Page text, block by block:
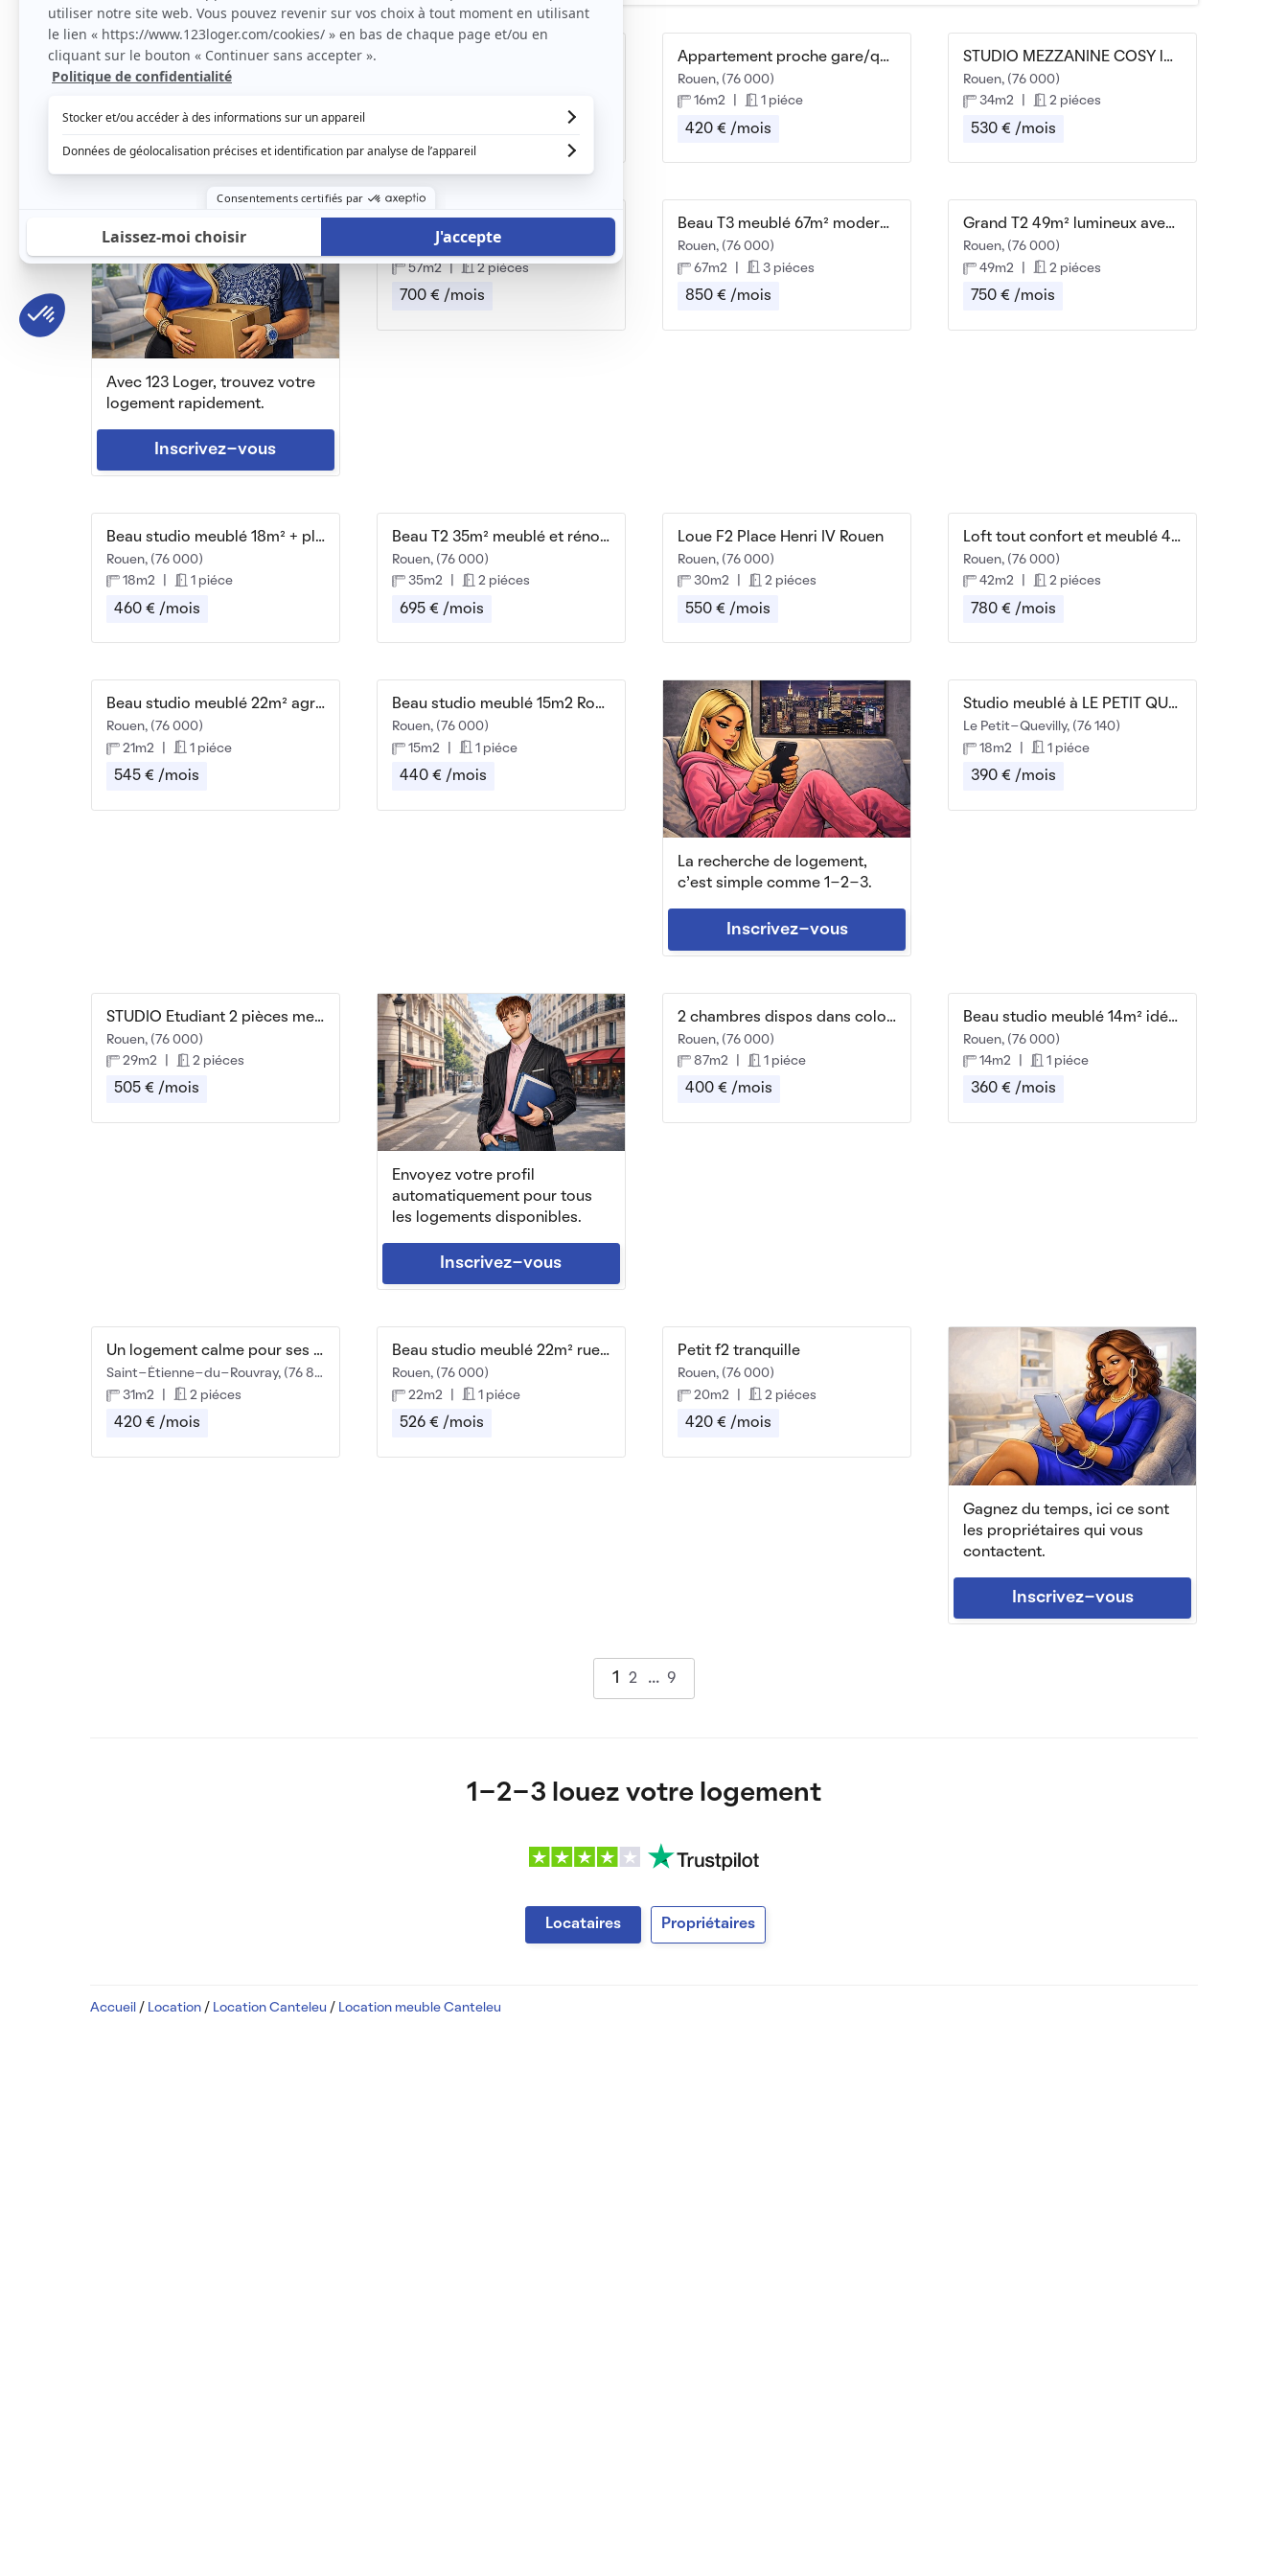
Avec 123 Loger, trouvez votre
logement rapidement.
Inscrivez-vous
La recherche de logement,
c'est simple comme 1-2-3.
Inscrivez-vous
Envoyez votre profil
automatiquement pour tous
les logements disponibles.
Inscrivez-vous
Gagnez du temps, ici ce sont
les propriétaires qui vous
contactent.
Inscrivez-vous
Colocation de qualité secteur ROUEN
Canteleu, (76 380)
Appartement proche gare/quartier Jouvenet au calme
Rouen, (76 000)
16m2
1 piéce
420 € /mois
STUDIO MEZZANINE COSY location courte durée
Rouen, (76 000)
34m2
2 piéces
530 € /mois
Rouen, (76 000)
57m2
2 piéces
700 € /mois
Beau T3 meublé 67m² moderne et agréable
Rouen, (76 000)
67m2
3 piéces
850 € /mois
Grand T2 49m² lumineux avec vue panoramique
Rouen, (76 000)
49m2
2 piéces
750 € /mois
Beau studio meublé 18m² + place de parking
Rouen, (76 000)
18m2
1 piéce
460 € /mois
Beau T2 35m² meublé et rénové
Rouen, (76 000)
35m2
2 piéces
695 € /mois
Loue F2 Place Henri IV Rouen
Rouen, (76 000)
30m2
2 piéces
550 € /mois
Loft tout confort et meublé 42m² refait à neuf
Rouen, (76 000)
42m2
2 piéces
780 € /mois
Beau studio meublé 22m² agréable et pratique
Rouen, (76 000)
21m2
1 piéce
545 € /mois
Beau studio meublé 15m2 Rouen Gare
Rouen, (76 000)
15m2
1 piéce
440 € /mois
Studio meublé à LE PETIT QUEVILLY
Le Petit-Quevilly, (76 140)
18m2
1 piéce
390 € /mois
STUDIO Etudiant 2 pièces meublé 21 m2, 29m2 au sol
Rouen, (76 000)
29m2
2 piéces
505 € /mois
2 chambres dispos dans coloc 87m²
Rouen, (76 000)
87m2
1 piéce
400 € /mois
Beau studio meublé 14m² idéal étudiant
Rouen, (76 000)
14m2
1 piéce
360 € /mois
Un logement calme pour ses études
Saint-Étienne-du-Rouvray, (76 800)
31m2
2 piéces
420 € /mois
Beau studio meublé 22m² rue Brisout de Barneville
Rouen, (76 000)
22m2
1 piéce
526 € /mois
Petit f2 tranquille
Rouen, (76 000)
20m2
2 piéces
420 € /mois
1 2 9
1-2-3 louez votre logement
Locataires Propriétaires
Accueil / Location / Location Canteleu / Location meuble Canteleu